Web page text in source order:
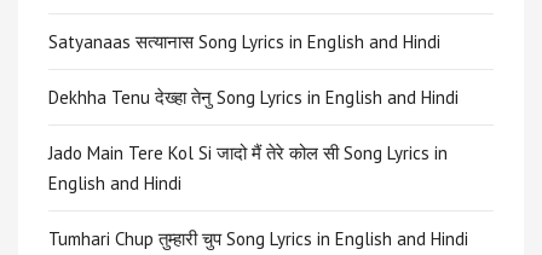
Satyanaas सत्यानास Song Lyrics in English and Hindi
Dekhha Tenu देख्हा तेनु Song Lyrics in English and Hindi
Jado Main Tere Kol Si जादो मैं तेरे कोल सी Song Lyrics in
English and Hindi
Tumhari Chup तुम्हारी चुप Song Lyrics in English and Hindi